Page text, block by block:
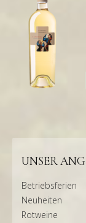
UNSER
Betriebsferien
Neuheiten
Rotweine